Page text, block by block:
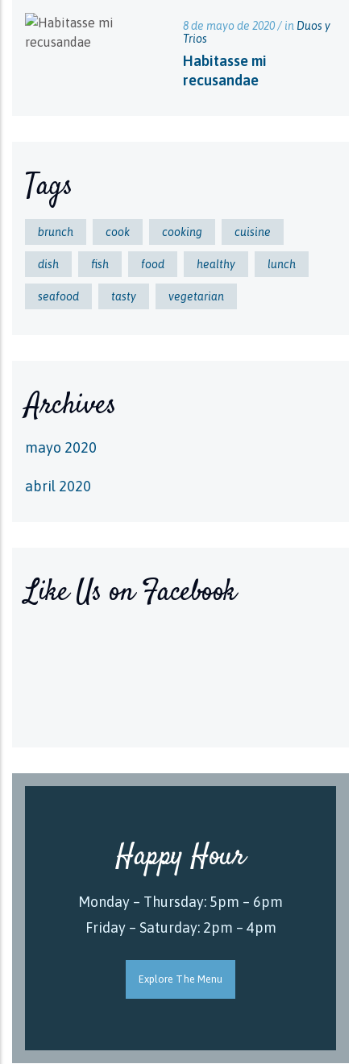
8 de mayo de 2020 / in Duos y
Trios
Habitasse mi
recusandae
Tags
brunch cook cooking cuisine
dish fish food healthy lunch
seafood tasty vegetarian
Archives
mayo 2020
abril 2020
Like Us on Facebook
Happy Hour
Monday – Thursday: 5pm – 6pm
Friday – Saturday: 2pm – 4pm
Explore The Menu